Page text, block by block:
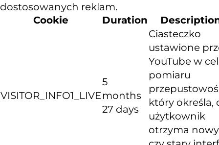
dostosowanych reklam.
Cookie
Duration
VISITOR_INFO1_LIVE
5
months
27 days
Ciasteczko
ustawione
YouTube w
pomiaru
który określa,
użytkownik
otrzyma